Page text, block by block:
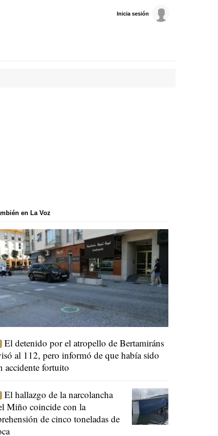
Inicia sesión
en La Voz
El detenido por el atropello de Bertamiráns
al 112, pero informó de que había sido
accidente fortuito
El hallazgo de la narcolancha
Miño coincide con la
de cinco toneladas de